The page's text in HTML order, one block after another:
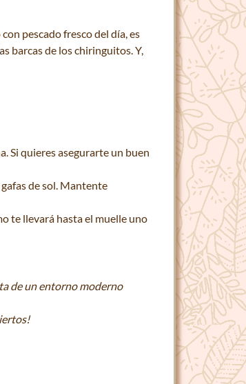
pescado fresco del día, es
barcas de los chiringuitos. Y,
Si quieres asegurarte un buen
de sol. Mantente
te llevará hasta el muelle uno
de un entorno moderno